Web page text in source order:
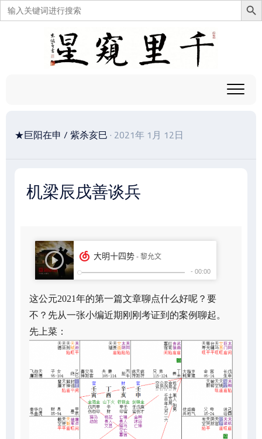
搜
索：
★巨阳在申 / 紫杀亥巳 · 2021年 1月 12日
机梁辰戌善谈兵
这公元2021年的第一篇文章聊点什么好呢？要
不？先从一张小编近期刚刚考证到的案例聊起。
先上菜：